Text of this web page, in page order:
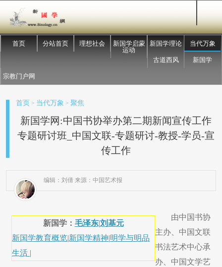
首页 分站首页 理想社会
新国学启蒙
运动
新国学理论 当代万象
古道西风 新国学
宗教门户网
首页 > 当代万象 > 聚焦
新国学网:中国书协举办第二期新闻宣传工作
专题研讨班_中国文联-专题研讨-教授-学员-宣
传工作
编辑：刘倩 来源：中国艺术报
新国学： 毛泽东|刘基元
新国学教育概览|新国学精神|明学与明品
生活 |
由中国书协
主办、中国文联
书法艺术中心承
办、中国文学艺